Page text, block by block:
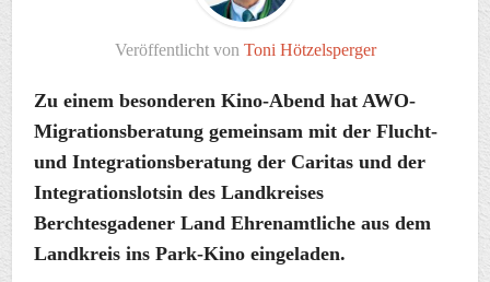
Veröffentlicht von Toni Hötzelsperger
Zu einem besonderen Kino-Abend hat AWO-
Migrationsberatung gemeinsam mit der Flucht-
und Integrationsberatung der Caritas und der
Integrationslotsin des Landkreises
Berchtesgadener Land Ehrenamtliche aus dem
Landkreis ins Park-Kino eingeladen.